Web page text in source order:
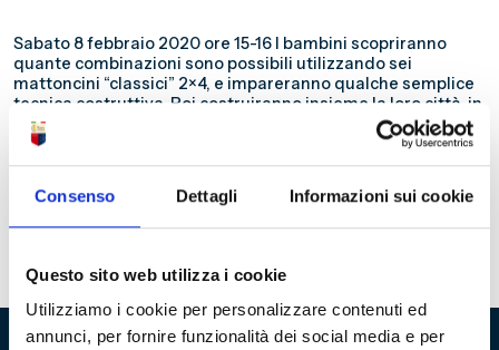
Consenso Dettagli Informazioni sui cookie
Questo sito web utilizza i cookie
Utilizziamo i cookie per personalizzare contenuti ed
annunci, per fornire funzionalità dei social media e per
Sabato 8 febbraio 2020 ore 15-16 I bambini scopriranno
quante combinazioni sono possibili utilizzando sei
mattoncini “classici” 2×4, e impareranno qualche semplice
tecnica costruttiva. Poi costruiranno insieme la loro città, in
un gioco di squadra: la propria costruzione (macchina,
casa, camion…) verrà passata al compagno vicino, che la
continuerà per poi passarla ad un altro. A gioco finito,
(utilizziamo baseplate 32×32 con le strade e quelle blu per il
mare). Età: 6/8 anni Attività gratuita, prenotazione